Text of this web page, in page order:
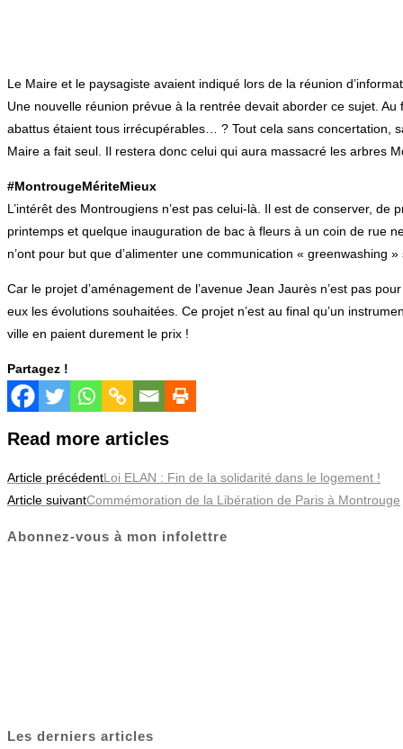
Le Maire et le paysagiste avaient indiqué lors de la réunion
Une nouvelle réunion prévue à la rentrée devait aborder ce sujet.
abattus étaient tous irrécupérables… ? Tout cela sans concertation,
Maire a fait seul. Il restera donc celui qui aura massacré les arbres
#MontrougeMériteMieux
L’intérêt des Montrougiens n’est pas celui-là. Il est de conserver,
printemps et quelque inauguration de bac à fleurs à un coin de rue
n’ont pour but que d’alimenter une communication «
Car le projet d’aménagement de l’avenue Jean Jaurès n’est pas
eux les évolutions souhaitées. Ce projet n’est au final qu’un
ville en paient durement le prix !
Partagez !
Read more articles
Article précédentLoi ELAN : Fin de la solidarité dans le logement !
Article suivantCommémoration de la Libération de Paris à Montrouge
Abonnez-vous à mon infolettre
Les derniers articles